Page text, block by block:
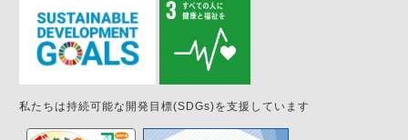
私たちは持続可能な開発目標(SDGs)を支援しています